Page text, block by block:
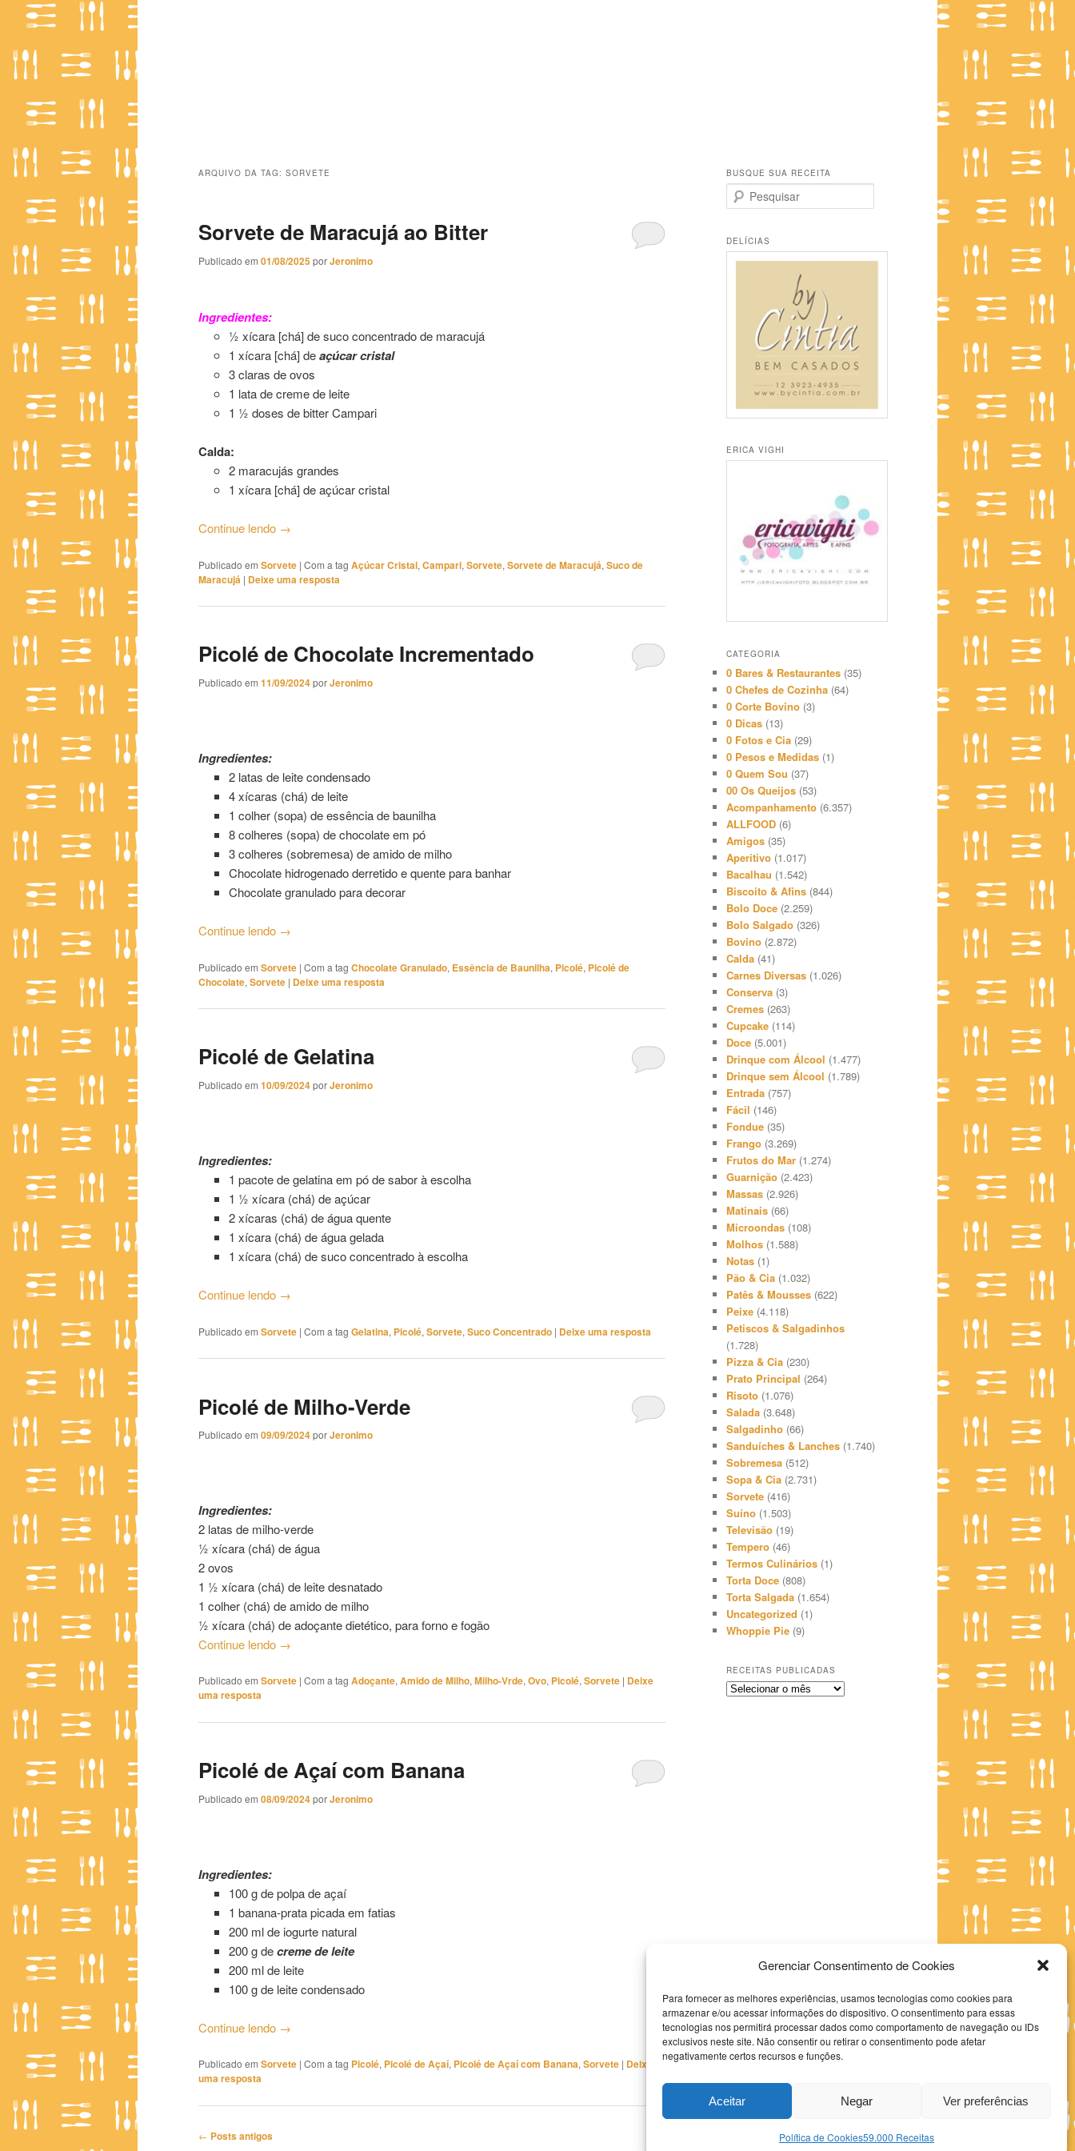
Gerenciar Consentimento de Cookies
Para fornecer as melhores experiências, usamos tecnologias como cookies para
armazenar e/ou acessar informações do dispositivo. O consentimento para essas
tecnologias nos permitirá processar dados como comportamento de navegação ou IDs
exclusivos neste site. Não consentir ou retirar o consentimento pode afetar
negativamente certos recursos e funções.
Aceitar Negar Ver preferências
Política de Cookies59.000 Receitas
ARQUIVO DA TAG: SORVETE
Sorvete de Maracujá ao Bitter
Publicado em 01/08/2025porJeronimo
Ingredientes:
½ xícara [chá] de suco concentrado de maracujá
1 xícara [chá] deaçúcar cristal
3 claras de ovos
1 lata de creme de leite
1 ½ doses de bitter Campari
Calda:
2 maracujás grandes
1 xícara [chá] de açúcar cristal
Continue lendo →
Publicado em Sorvete | Com a tag Açúcar Cristal, Campari, Sorvete, Sorvete de Maracujá, Suco de
Maracujá | Deixe uma resposta
Picolé de Chocolate Incrementado
Publicado em 11/09/2024porJeronimo
Ingredientes:
2 latas de leite condensado
4 xícaras (chá) de leite
1 colher (sopa) de essência de baunilha
8 colheres (sopa) de chocolate em pó
3 colheres (sobremesa) de amido de milho
Chocolate hidrogenado derretido e quente para banhar
Chocolate granulado para decorar
Continue lendo →
Publicado em Sorvete | Com a tag Chocolate Granulado, Essência de Baunilha, Picolé, Picolé de
Chocolate, Sorvete | Deixe uma resposta
Picolé de Gelatina
Publicado em 10/09/2024porJeronimo
Ingredientes:
1 pacote de gelatina em pó de sabor à escolha
1 ½ xícara (chá) de açúcar
2 xícaras (chá) de água quente
1 xícara (chá) de água gelada
1 xícara (chá) de suco concentrado à escolha
Continue lendo →
Publicado em Sorvete | Com a tag Gelatina, Picolé, Sorvete, Suco Concentrado | Deixe uma resposta
Picolé de Milho-Verde
Publicado em 09/09/2024porJeronimo
Ingredientes:
2 latas de milho-verde
½ xícara (chá) de água
2 ovos
1 ½ xícara (chá) de leite desnatado
1 colher (chá) de amido de milho
½ xícara (chá) de adoçante dietético, para forno e fogão
Continue lendo →
Publicado em Sorvete | Com a tag Adoçante,Amido de Milho,Milho-Vrde,Ovo, Picolé,Sorvete | Deixe
uma resposta
Picolé de Açaí com Banana
Publicado em 08/09/2024porJeronimo
Ingredientes:
100 g de polpa de açaí
1 banana-prata picada em fatias
200 ml de iogurte natural
200 g decreme de leite
200 ml de leite
100 g de leite condensado
Continue lendo →
Publicado em Sorvete | Com a tag Picolé, Picolé de Açaí, Picolé de Açaí com Banana,Sorvete | Deixe
uma resposta
Navegação
← Posts antigos
BUSQUE SUA RECEITA
e
q
u
DELÍCIAS
ERICA VIGHI
CATEGORIA
0 Bares & Restaurantes (35)
0 Chefes de Cozinha (64)
0 Corte Bovino (3)
0 Dicas (13)
0 Fotos e Cia (29)
0 Pesos e Medidas (1)
0 Quem Sou (37)
00 Os Queijos (53)
Acompanhamento (6.357)
ALLFOOD (6)
Amigos (35)
Aperitivo (1.017)
Bacalhau (1.542)
Biscoito & Afins (844)
Bolo Doce (2.259)
Bolo Salgado (326)
Bovino (2.872)
Calda (41)
Carnes Diversas (1.026)
Conserva (3)
Cremes (263)
Cupcake (114)
Doce (5.001)
Drinque com Álcool (1.477)
Drinque sem Álcool (1.789)
Entrada (757)
Fácil (146)
Fondue (35)
Frango (3.269)
Frutos do Mar (1.274)
Guarnição (2.423)
Massas (2.926)
Matinais (66)
Microondas (108)
Molhos (1.588)
Notas (1)
Pão & Cia (1.032)
Patês & Mousses (622)
Peixe (4.118)
Petiscos & Salgadinhos
(1.728)
Pizza & Cia (230)
Prato Principal (264)
Risoto (1.076)
Salada (3.648)
Salgadinho (66)
Sanduíches & Lanches (1.740)
Sobremesa (512)
Sopa & Cia (2.731)
Sorvete (416)
Suíno (1.503)
Televisão (19)
Tempero (46)
Termos Culinários (1)
Torta Doce (808)
Torta Salgada (1.654)
Uncategorized (1)
Whoppie Pie (9)
RECEITAS PUBLICADAS
Receitas